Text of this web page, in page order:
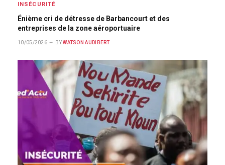
INSÉCURITÉ
Énième cri de détresse de Barbancourt et des
entreprises de la zone aéroportuaire
10/05/2026 BY WATSON AUDIBERT